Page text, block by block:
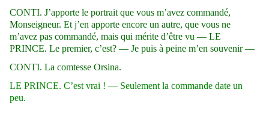
CONTI. J’apporte le portrait que vous m’avez commandé,
Monseigneur. Et j’en apporte encore un autre, que vous ne
m’avez pas commandé, mais qui mérite d’être vu — LE
PRINCE. Le premier, c’est? — Je puis à peine m’en souvenir —
CONTI. La comtesse Orsina.
LE PRINCE. C’est vrai ! — Seulement la commande date un
peu.